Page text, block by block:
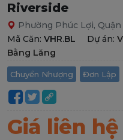
Riverside
Phường Phúc Lợi,
Mã Căn: VHR.BL Dự án:
Bằng Lăng
Chuyển Nhượng Đơn Lập
Giá liên hệ